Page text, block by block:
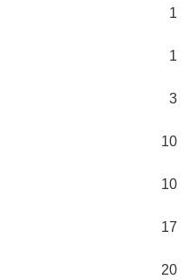
1
1
3
10
10
17
20